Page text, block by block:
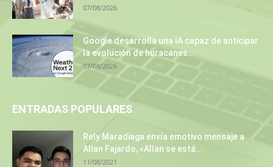
07/08/2026
Google desarrolla una IA capaz de anticipar
la evolución de huracanes...
07/08/2026
ENTRADAS POPULARES
Rely Maradiaga envía emotivo mensaje a
Allan Fajardo, «Allan se está...
11/08/2021